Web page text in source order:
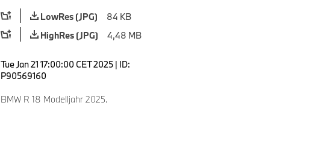
LowRes (JPG)
84 KB
HighRes (JPG)
4,48 MB
Tue Jan 21 17:00:00 CET 2025 | ID:
P90569160
BMW R 18 Modelljahr 2025.